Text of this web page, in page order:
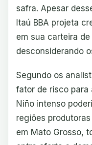
safra. Apesar
Itaú BBA projeta
em sua carteira
desconsiderando
Segundo os
fator de risco para
Niño intenso
regiões
em Mato Grosso,